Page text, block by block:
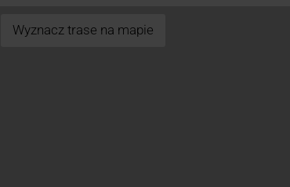
Wyznacz trase na mapie